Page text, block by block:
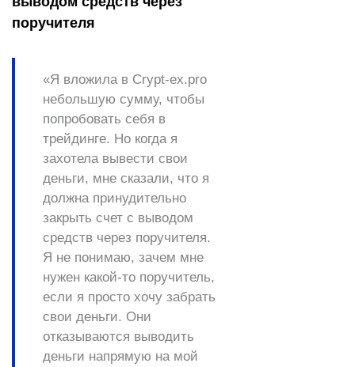
поручителя
«Я вложила в Crypt-ex.pro
небольшую сумму, чтобы
попробовать себя в
трейдинге. Но когда я
захотела вывести свои
деньги, мне сказали, что я
должна принудительно
закрыть счет с выводом
средств через поручителя.
Я не понимаю, зачем мне
нужен какой-то поручитель,
если я просто хочу забрать
свои деньги. Они
отказываются выводить
деньги напрямую на мой